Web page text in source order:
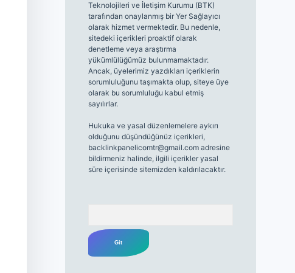
Teknolojileri ve İletişim Kurumu (BTK)
tarafından onaylanmış bir Yer Sağlayıcı
olarak hizmet vermektedir. Bu nedenle,
sitedeki içerikleri proaktif olarak
denetleme veya araştırma
yükümlülüğümüz bulunmamaktadır.
Ancak, üyelerimiz yazdıkları içeriklerin
sorumluluğunu taşımakta olup, siteye üye
olarak bu sorumluluğu kabul etmiş
sayılırlar.
Hukuka ve yasal düzenlemelere aykırı
olduğunu düşündüğünüz içerikleri,
backlinkpanelicomtr@gmail.comadresine
bildirmeniz halinde, ilgili içerikler yasal
süre içerisinde sitemizden kaldırılacaktır.